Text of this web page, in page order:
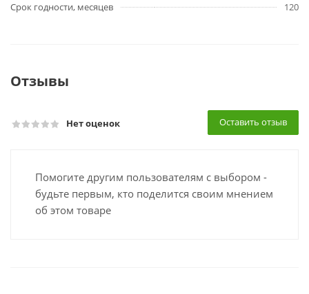
Срок годности, месяцев
120
Отзывы
Нет оценок Оставить отзыв
Помогите другим пользователям с выбором -
будьте первым, кто поделится своим мнением
об этом товаре